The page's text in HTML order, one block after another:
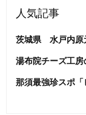
人気記事
茨城県 水戸内原
湯布院チーズ工房
那須最強珍スポ